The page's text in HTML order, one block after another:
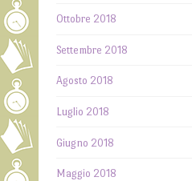
Ottobre 2018
Settembre 2018
Agosto 2018
Luglio 2018
Giugno 2018
Maggio 2018